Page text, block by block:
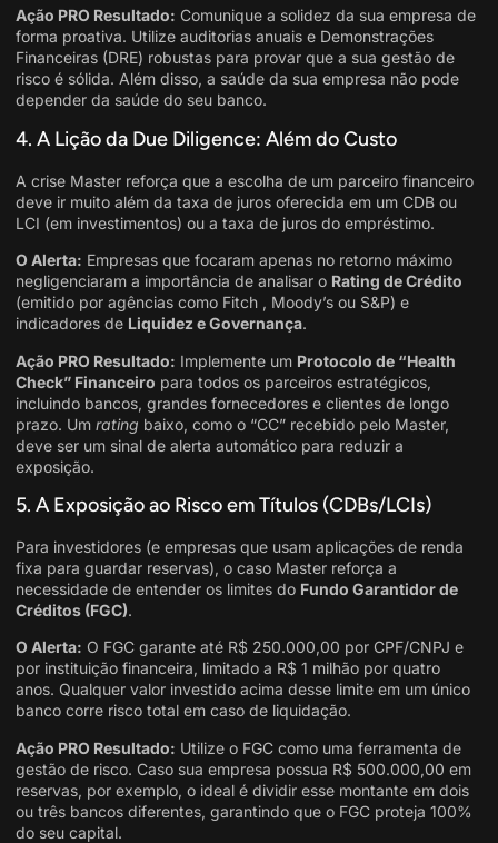
Ação PRO Resultado: Comunique a solidez da sua empresa de
forma proativa. Utilize auditorias anuais e Demonstrações
Financeiras (DRE) robustas para provar que a sua gestão de
risco é sólida. Além disso, a saúde da sua empresa não pode
depender da saúde do seu banco.
4. A Lição da Due Diligence: Além do Custo
A crise Master reforça que a escolha de um parceiro financeiro
deve ir muito além da taxa de juros oferecida em um CDB ou
LCI (em investimentos) ou a taxa de juros do empréstimo.
O Alerta: Empresas que focaram apenas no retorno máximo
negligenciaram a importância de analisar o Rating de Crédito
(emitido por agências como Fitch , Moody’s ou S&P) e
indicadores de Liquidez e Governança.
Ação PRO Resultado: Implemente um Protocolo de “Health
Check” Financeiro para todos os parceiros estratégicos,
incluindo bancos, grandes fornecedores e clientes de longo
prazo. Um rating baixo, como o “CC” recebido pelo Master,
deve ser um sinal de alerta automático para reduzir a
exposição.
5. A Exposição ao Risco em Títulos (CDBs/LCIs)
Para investidores (e empresas que usam aplicações de renda
fixa para guardar reservas), o caso Master reforça a
necessidade de entender os limites do Fundo Garantidor de
Créditos (FGC).
O Alerta: O FGC garante até R$ 250.000,00 por CPF/CNPJ e
por instituição financeira, limitado a R$ 1 milhão por quatro
anos. Qualquer valor investido acima desse limite em um único
banco corre risco total em caso de liquidação.
Ação PRO Resultado: Utilize o FGC como uma ferramenta de
gestão de risco. Caso sua empresa possua R$ 500.000,00 em
reservas, por exemplo, o ideal é dividir esse montante em dois
ou três bancos diferentes, garantindo que o FGC proteja 100%
do seu capital.